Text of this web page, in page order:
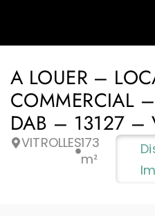
A LOUER –
COMMERCIAL
DAB – 13127 –
VITROLLES173
m²